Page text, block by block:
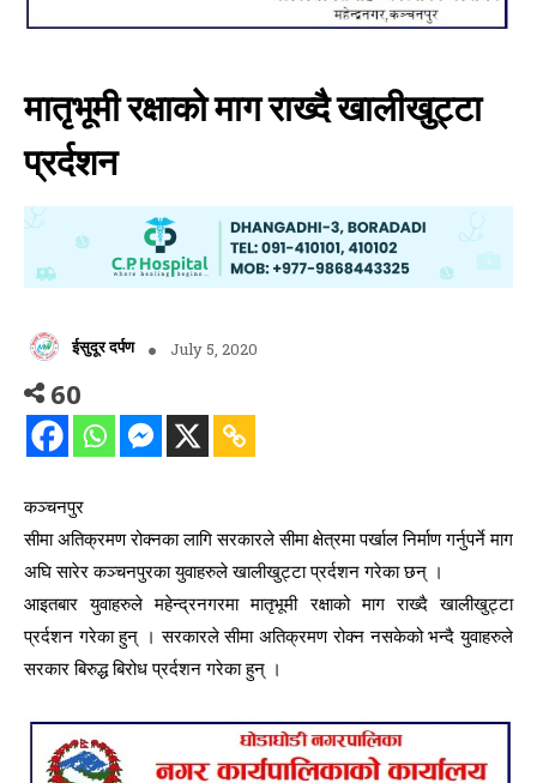
मातृभूमी रक्षाको माग राख्दै खालीखुट्टा
प्रर्दशन
ईसुदूर दर्पण July 5, 2020
60
कञ्चनपुर
सीमा अतिक्रमण रोक्नका लागि सरकारले सीमा क्षेत्रमा पर्खाल निर्माण गर्नुपर्ने माग
अघि सारेर कञ्चनपुरका युवाहरुले खालीखुट्टा प्रर्दशन गरेका छन् ।
आइतबार युवाहरुले महेन्द्रनगरमा मातृभूमी रक्षाको माग राख्दै खालीखुट्टा
प्रर्दशन गरेका हुन् । सरकारले सीमा अतिक्रमण रोक्न नसकेको भन्दै युवाहरुले
सरकार बिरुद्ध बिरोध प्रर्दशन गरेका हुन् ।